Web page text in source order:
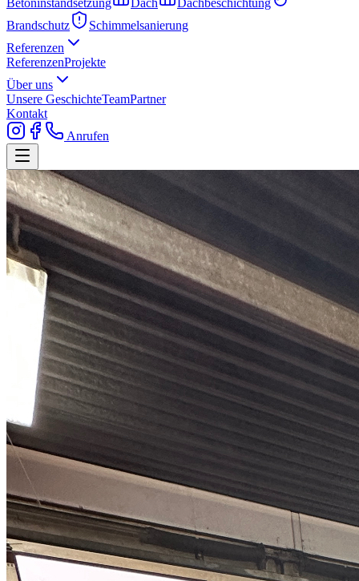
Betoninstandsetzung
Dach
Dachbeschichtung
Brandschutz
Schimmelsanierung
Referenzen
ReferenzenProjekte
Über uns
Unsere GeschichteTeamPartner
Kontakt
Anrufen